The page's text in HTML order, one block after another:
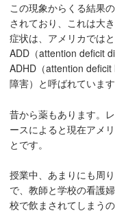
この現象からくる結果
されており、これは大
症状は、アメリカでは
ADD（attention deficit
ADHD（attention
障害）と呼ばれています
昔から薬もあります。
ースによると現在アメ
とです。
授業中、あまりにも周
で、教師と学校の看護
校で飲まされてしまうの